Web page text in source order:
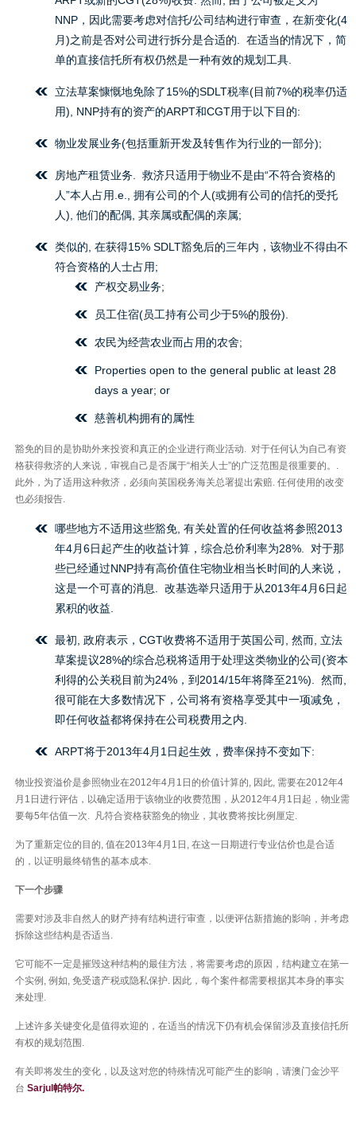
NNP，因此需要考虑对信托/公司结构进行审查，在新变化(4
月)之前是否对公司进行拆分是合适的. 在适当的情况下，简
单的直接信托所有权仍然是一种有效的规划工具.
立法草案慷慨地免除了15%的SDLT税率(目前7%的税率仍适
用), NNP持有的资产的ARPT和CGT用于以下目的:
物业发展业务(包括重新开发及转售作为行业的一部分);
房地产租赁业务. 救济只适用于物业不是由“不符合资格的
人”本人占用.e., 拥有公司的个人(或拥有公司的信托的受托
人), 他们的配偶, 其亲属或配偶的亲属;
类似的, 在获得15% SDLT豁免后的三年内，该物业不得由不
符合资格的人士占用;
产权交易业务;
员工住宿(员工持有公司少于5%的股份).
农民为经营农业而占用的农舍;
Properties open to the general public at least 28
days a year; or
慈善机构拥有的属性
豁免的目的是协助外来投资和真正的企业进行商业活动. 对于任何认为自己有资
格获得救济的人来说，审视自己是否属于“相关人士”的广泛范围是很重要的。.
此外，为了适用这种救济，必须向英国税务海关总署提出索赔. 任何使用的改变
也必须报告.
哪些地方不适用这些豁免, 有关处置的任何收益将参照2013
年4月6日起产生的收益计算，综合总价利率为28%. 对于那
些已经通过NNP持有高价值住宅物业相当长时间的人来说，
这是一个可喜的消息. 改基选举只适用于从2013年4月6日起
累积的收益.
最初, 政府表示，CGT收费将不适用于英国公司, 然而, 立法
草案提议28%的综合总税将适用于处理这类物业的公司(资本
利得的公关税目前为24%，到2014/15年将降至21%). 然而,
很可能在大多数情况下，公司将有资格享受其中一项减免，
即任何收益都将保持在公司税费用之内.
ARPT将于2013年4月1日起生效，费率保持不变如下:
物业投资溢价是参照物业在2012年4月1日的价值计算的, 因此, 需要在2012年4
月1日进行评估，以确定适用于该物业的收费范围，从2012年4月1日起，物业需
要每5年估值一次. 凡符合资格获豁免的物业，其收费将按比例厘定.
为了重新定位的目的, 值在2013年4月1日, 在这一日期进行专业估价也是合适
的，以证明最终销售的基本成本.
下一个步骤
需要对涉及非自然人的财产持有结构进行审查，以便评估新措施的影响，并考虑
拆除这些结构是否适当.
它可能不一定是摧毁这种结构的最佳方法，将需要考虑的原因，结构建立在第一
个实例, 例如, 免受遗产税或隐私保护. 因此，每个案件都需要根据其本身的事实
来处理.
上述许多关键变化是值得欢迎的，在适当的情况下仍有机会保留涉及直接信托所
有权的规划范围.
有关即将发生的变化，以及这对您的特殊情况可能产生的影响，请澳门金沙平
台 Sarjul帕特尔.